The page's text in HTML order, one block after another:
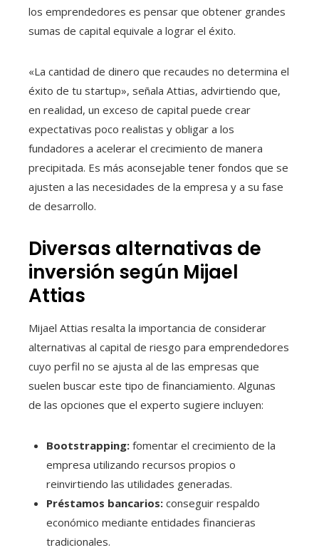
los emprendedores es pensar que obtener grandes
sumas de capital equivale a lograr el éxito.
«La cantidad de dinero que recaudes no determina el
éxito de tu startup», señala Attias, advirtiendo que,
en realidad, un exceso de capital puede crear
expectativas poco realistas y obligar a los
fundadores a acelerar el crecimiento de manera
precipitada. Es más aconsejable tener fondos que se
ajusten a las necesidades de la empresa y a su fase
de desarrollo.
Diversas alternativas de
inversión según Mijael
Attias
Mijael Attias resalta la importancia de considerar
alternativas al capital de riesgo para emprendedores
cuyo perfil no se ajusta al de las empresas que
suelen buscar este tipo de financiamiento. Algunas
de las opciones que el experto sugiere incluyen:
Bootstrapping: fomentar el crecimiento de la
empresa utilizando recursos propios o
reinvirtiendo las utilidades generadas.
Préstamos bancarios: conseguir respaldo
económico mediante entidades financieras
tradicionales.